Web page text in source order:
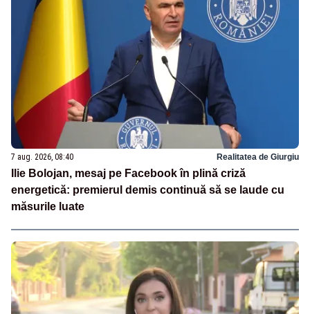
7 aug. 2026, 08:40 Realitatea de Giurgiu
Ilie Bolojan, mesaj pe Facebook în plină criză
energetică: premierul demis continuă să se laude cu
măsurile luate